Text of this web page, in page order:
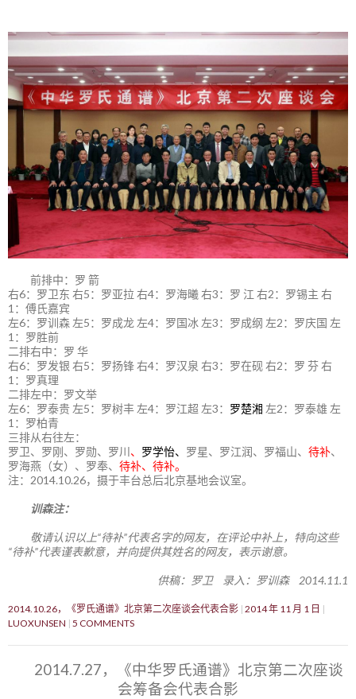
前排中：罗 箭
右6：罗卫东 右5：罗亚拉 右4：罗海曦 右3：罗 江 右2：罗锡主 右
1：傅氏嘉宾
左6：罗训森 左5：罗成龙 左4：罗国冰 左3：罗成纲 左2：罗庆国 左
1：罗胜前
二排右中：罗 华
右6：罗发银 右5：罗扬锋 右4：罗汉泉 右3：罗在砚 右2：罗 芬 右
1：罗真理
二排左中：罗文举
左6：罗泰贵 左5：罗树丰 左4：罗江超 左3： 罗楚湘 左2：罗泰雄 左
1：罗柏青
三排从右往左：
罗卫、罗刚、罗勋、罗川 、 罗学怡、 罗星、罗江润、罗福山、 待补、
罗海燕（女）、罗奉、 待补、待补。
注：2014.10.26，摄于丰台总后北京基地会议室。
训森注：
敬请认识以上“待补”代表名字的网友，在评论中补上，特向这些
“待补”代表谨表歉意，并向提供其姓名的网友，表示谢意。
供稿：罗卫 录入：罗训森 2014.11.1
2014.10.26，《罗氏通谱》北京第二次座谈会代表合影 2014 年 11 月 1 日
LUOXUNSEN 5 COMMENTS
2014.7.27，《中华罗氏通谱》北京第二次座谈
会筹备会代表合影